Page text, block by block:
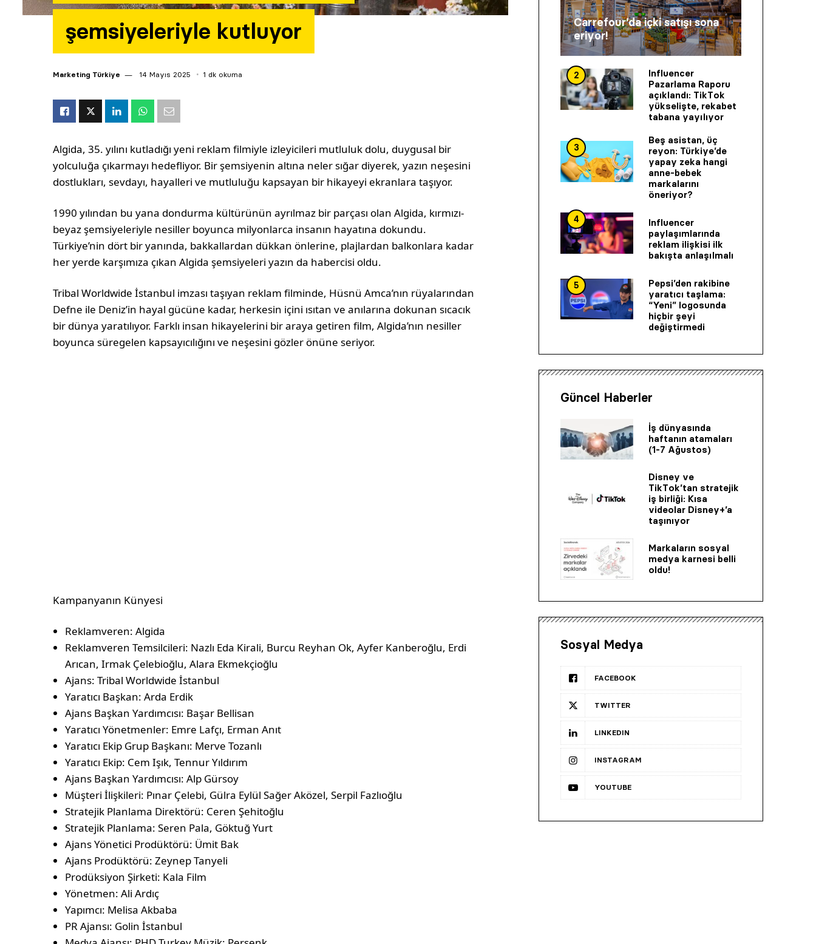
şemsiyeleriyle kutluyor
Marketing Türkiye 14 Mayıs 2025 1 dk okuma
Algida, 35. yılını kutladığı yeni reklam filmiyle izleyicileri mutluluk dolu, duygusal bir
yolculuğa çıkarmayı hedefliyor. Bir şemsiyenin altına neler sığar diyerek, yazın neşesini
dostlukları, sevdayı, hayalleri ve mutluluğu kapsayan bir hikayeyi ekranlara taşıyor.
1990 yılından bu yana dondurma kültürünün ayrılmaz bir parçası olan Algida, kırmızı-
beyaz şemsiyeleriyle nesiller boyunca milyonlarca insanın hayatına dokundu.
Türkiye’nin dört bir yanında, bakkallardan dükkan önlerine, plajlardan balkonlara kadar
her yerde karşımıza çıkan Algida şemsiyeleri yazın da habercisi oldu.
Tribal Worldwide İstanbul imzası taşıyan reklam filminde, Hüsnü Amca’nın rüyalarından
Defne ile Deniz’in hayal gücüne kadar, herkesin içini ısıtan ve anılarına dokunan sıcacık
bir dünya yaratılıyor. Farklı insan hikayelerini bir araya getiren film, Algida’nın nesiller
boyunca süregelen kapsayıcılığını ve neşesini gözler önüne seriyor.
Kampanyanın Künyesi
Reklamveren: Algida
Reklamveren Temsilcileri: Nazlı Eda Kirali, Burcu Reyhan Ok, Ayfer Kanberoğlu, Erdi
Arıcan, Irmak Çelebioğlu, Alara Ekmekçioğlu
Ajans: Tribal Worldwide İstanbul
Yaratıcı Başkan: Arda Erdik
Ajans Başkan Yardımcısı: Başar Bellisan
Yaratıcı Yönetmenler: Emre Lafçı, Erman Anıt
Yaratıcı Ekip Grup Başkanı: Merve Tozanlı
Yaratıcı Ekip: Cem Işık, Tennur Yıldırım
Ajans Başkan Yardımcısı: Alp Gürsoy
Müşteri İlişkileri: Pınar Çelebi, Gülra Eylül Sağer Aközel, Serpil Fazlıoğlu
Stratejik Planlama Direktörü: Ceren Şehitoğlu
Stratejik Planlama: Seren Pala, Göktuğ Yurt
Ajans Yönetici Prodüktörü: Ümit Bak
Ajans Prodüktörü: Zeynep Tanyeli
Prodüksiyon Şirketi: Kala Film
Yönetmen: Ali Ardıç
Yapımcı: Melisa Akbaba
PR Ajansı: Golin İstanbul
Carrefour’da içki satışı sona
eriyor!
2
Influencer
Pazarlama Raporu
açıklandı: TikTok
yükselişte, rekabet
tabana yayılıyor
3
Beş asistan, üç
reyon: Türkiye’de
yapay zeka hangi
anne-bebek
markalarını
öneriyor?
4
Influencer
paylaşımlarında
reklam ilişkisi ilk
bakışta anlaşılmalı
5
Pepsi’den rakibine
yaratıcı taşlama:
“Yeni” logosunda
hiçbir şeyi
değiştirmedi
Güncel Haberler
İş dünyasında
haftanın atamaları
(1-7 Ağustos)
Disney ve
TikTok’tan stratejik
iş birliği: Kısa
videolar Disney+’a
taşınıyor
Markaların sosyal
medya karnesi belli
oldu!
Sosyal Medya
FACEBOOK
TWITTER
LINKEDIN
INSTAGRAM
YOUTUBE